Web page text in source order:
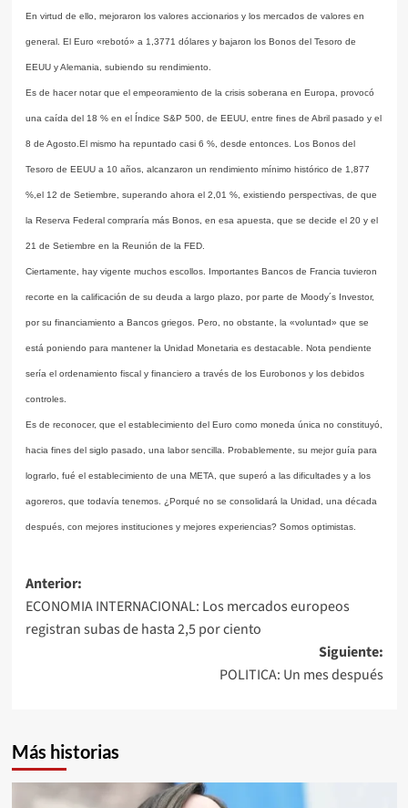
En virtud de ello, mejoraron los valores accionarios y los mercados de valores en
general. El Euro «rebotó» a 1,3771 dólares y bajaron los Bonos del Tesoro de
EEUU y Alemania, subiendo su rendimiento.
Es de hacer notar que el empeoramiento de la crisis soberana en Europa, provocó
una caída del 18 % en el Índice S&P 500, de EEUU, entre fines de Abril pasado y el
8 de Agosto.El mismo ha repuntado casi 6 %, desde entonces. Los Bonos del
Tesoro de EEUU a 10 años, alcanzaron un rendimiento mínimo histórico de 1,877
%,el 12 de Setiembre, superando ahora el 2,01 %, existiendo perspectivas, de que
la Reserva Federal compraría más Bonos, en esa apuesta, que se decide el 20 y el
21 de Setiembre en la Reunión de la FED.
Ciertamente, hay vigente muchos escollos. Importantes Bancos de Francia tuvieron
recorte en la calificación de su deuda a largo plazo, por parte de Moody´s Investor,
por su financiamiento a Bancos griegos. Pero, no obstante, la «voluntad» que se
está poniendo para mantener la Unidad Monetaria es destacable. Nota pendiente
sería el ordenamiento fiscal y financiero a través de los Eurobonos y los debidos
controles.
Es de reconocer, que el establecimiento del Euro como moneda única no constituyó,
hacia fines del siglo pasado, una labor sencilla. Probablemente, su mejor guía para
lograrlo, fué el establecimiento de una META, que superó a las dificultades y a los
agoreros, que todavía tenemos. ¿Porqué no se consolidará la Unidad, una década
después, con mejores instituciones y mejores experiencias? Somos optimistas.
Navegación
de
entradas
Anterior:
ECONOMIA INTERNACIONAL: Los mercados europeos
registran subas de hasta 2,5 por ciento
Siguiente:
POLITICA: Un mes después
Más historias